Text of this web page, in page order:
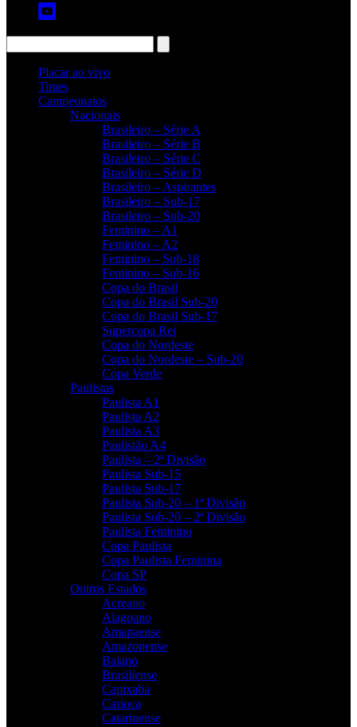
Placar ao vivo
Times
Campeonatos
Nacionais
Brasileiro – Série A
Brasileiro – Série B
Brasileiro – Série C
Brasileiro – Série D
Brasileiro – Aspirantes
Brasileiro – Sub-17
Brasileiro – Sub-20
Feminino – A1
Feminino – A2
Feminino – Sub-18
Feminino – Sub-16
Copa do Brasil
Copa do Brasil Sub-20
Copa do Brasil Sub-17
Supercopa Rei
Copa do Nordeste
Copa do Nordeste – Sub-20
Copa Verde
Paulistas
Paulista A1
Paulista A2
Paulista A3
Paulistão A4
Paulista – 2ª Divisão
Paulista Sub-15
Paulista Sub-17
Paulista Sub-20 – 1ª Divisão
Paulista Sub-20 – 2ª Divisão
Paulista Feminino
Copa Paulista
Copa Paulista Feminina
Copa SP
Outros Estados
Acreano
Alagoano
Amapaense
Amazonense
Baiano
Brasiliense
Capixaba
Carioca
Catarinense